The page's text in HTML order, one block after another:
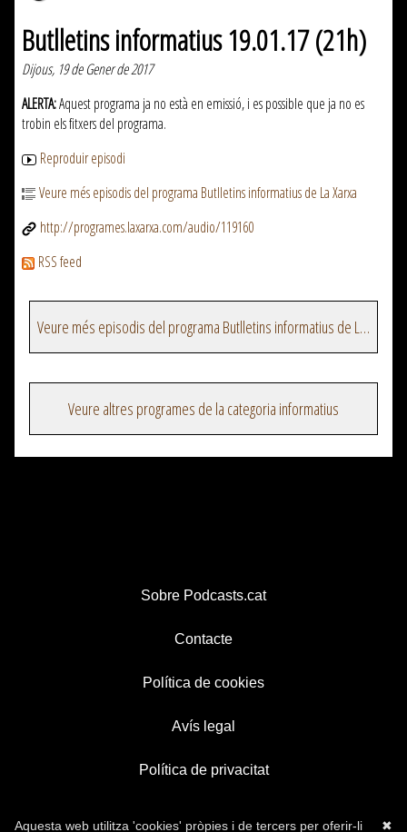
Butlletins informatius 19.01.17 (21h)
Dijous, 19 de Gener de 2017
ALERTA:Aquest programa ja no està en emissió, i es possible que ja no es
trobin els fitxers del programa.
Reproduir episodi
Veure més episodis del programa Butlletins informatius de La Xarxa
http://programes.laxarxa.com/audio/119160
RSS feed
Veure més episodis del programa Butlletins informatius de La Xarxa
Veure altres programes de la categoria informatius
Sobre Podcasts.cat
Contacte
Política de cookies
Avís legal
Política de privacitat
✖
Aquesta web utilitza 'cookies' pròpies i de tercers per oferir-li